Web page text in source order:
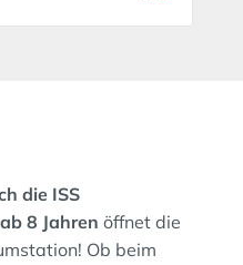
die ISS
8 Jahren öffnet die
Ob beim